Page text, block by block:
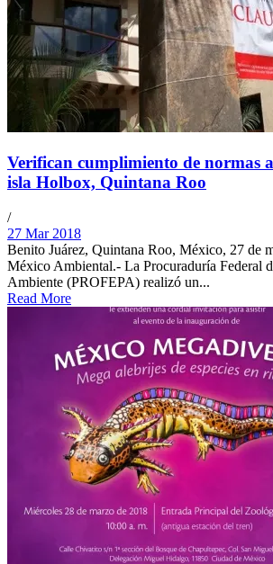
Verifican cumplimiento de normas
isla Holbox, Quintana Roo
/
27 Mar 2018
Benito Juárez, Quintana Roo, México, 27 de
México Ambiental.- La Procuraduría Federal
Ambiente (PROFEPA) realizó un...
Read More